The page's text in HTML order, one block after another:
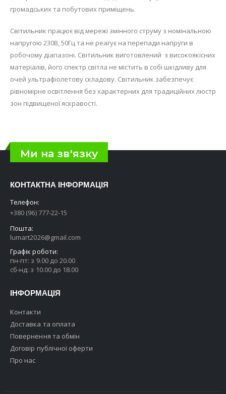
громадських та побутових приміщень.
Світильник працює від мережі змінного струму з номінальною
напругою 230В, 50Гц та не реагує на перепади напруги в
робочому діапазоні. Світильник виготовлений з високоякісних
матеріалів, його спектр світла не містить в собі шкідливу для
очей ультрафіолетову складову. Світильник забезпечує
рівномірне освітлення без характерних для традиційних люстр
зон підвищеної яскравості.
Ми на зв'язку
КОНТАКТНА ІНФОРМАЦІЯ
Телефон:
+380 (96) 777-22-15
Пошта:
lumart2026@gmail.com
Графік роботи:
пн-пт: з 9.00 до 20.00
сб-нд: з 10.00 до 18.00
ІНФОРМАЦІЯ
Контакти
Доставка та оплата
Повернення та обмін
Договір публічної оферти
Про нас